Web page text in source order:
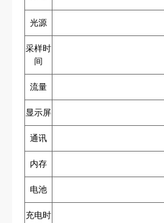
光源
采样时
间
流量
显示屏
通讯
内存
电池
充电时